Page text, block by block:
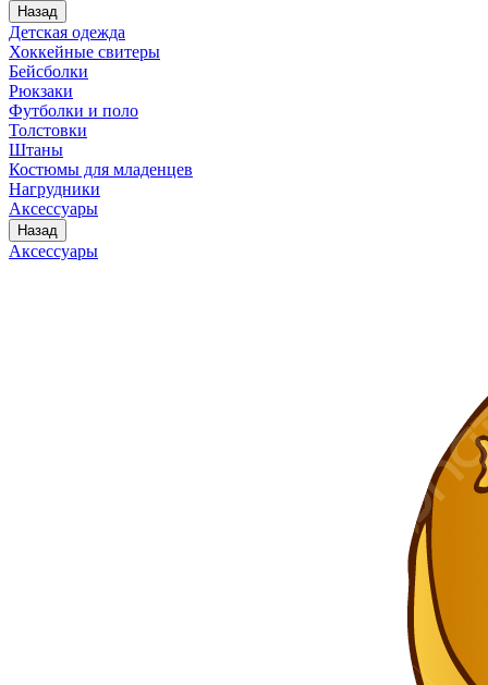
Назад
Детская одежда
Хоккейные свитеры
Бейсболки
Рюкзаки
Футболки и поло
Толстовки
Штаны
Костюмы для младенцев
Нагрудники
Аксессуары
Назад
Аксессуары